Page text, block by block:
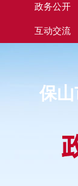
政务公开
互动交流
保